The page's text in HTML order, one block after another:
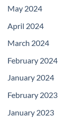
May 2024
April 2024
March 2024
February 2024
January 2024
February 2023
January 2023